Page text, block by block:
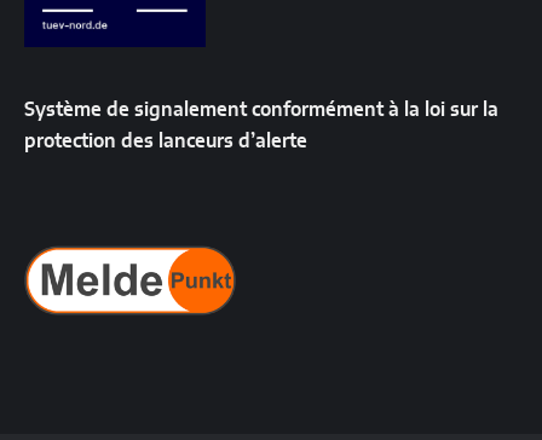
Système de signalement conformément à la loi sur la
protection des lanceurs d’alerte